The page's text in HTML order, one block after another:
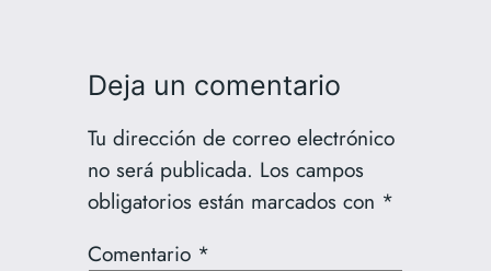
Deja un comentario
Tu dirección de correo electrónico
no será publicada. Los campos
obligatorios están marcados con *
Comentario *